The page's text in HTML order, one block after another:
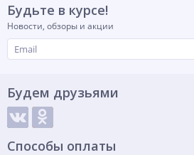
Будьте в курсе!
Новости, обзоры и акции
Будем друзьями
Способы оплаты